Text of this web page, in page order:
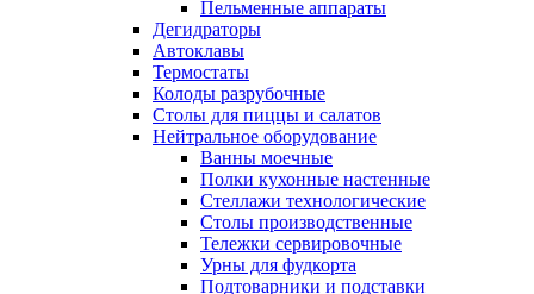
Пельменные аппараты
Дегидраторы
Автоклавы
Термостаты
Колоды разрубочные
Столы для пиццы и салатов
Нейтральное оборудование
Ванны моечные
Полки кухонные настенные
Стеллажи технологические
Столы производственные
Тележки сервировочные
Урны для фудкорта
Подтоварники и подставки